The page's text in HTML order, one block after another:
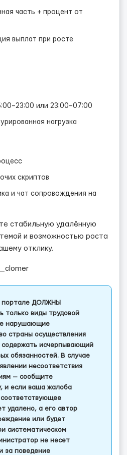
часть + процент от
выплат при росте
или 23:00–07:00
нагрузка
скриптов
и чат сопровождения на
стабильную удалённую
и возможностью роста
отклику.
портале ДОЛЖНЫ
только виды трудовой
нарушающие
страны осуществления
содержать исчерпывающий
обязанностей. В случае
несоответствия
— сообщите
и если ваша жалоба
удалено, а его автор
или будет
систематическом
не несет
за поведение